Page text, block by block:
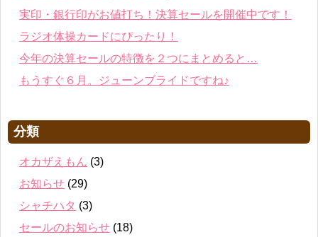
実印・銀行印がお値打ち！決算セールを開催中です！
ラジオ体操カードにぴったり！
今年の決算セールの特徴を２つにまとめると…
もうすぐ６月。ジューンブライドですね♪
分類
オカザえもん (3)
お知らせ (29)
シャチハタ (3)
セールのお知らせ (18)